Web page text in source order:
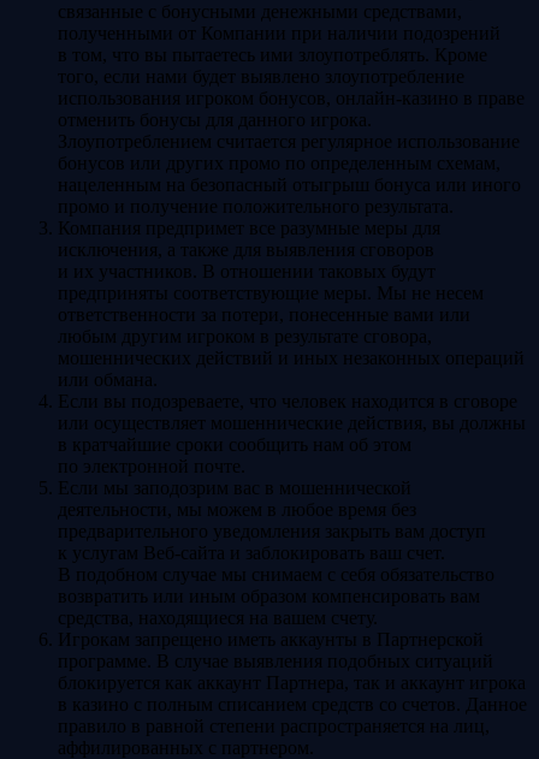
связанные с бонусными денежными средствами,
полученными от Компании при наличии подозрений
в том, что вы пытаетесь ими злоупотреблять. Кроме
того, если нами будет выявлено злоупотребление
использования игроком бонусов, онлайн-казино в праве
отменить бонусы для данного игрока.
Злоупотреблением считается регулярное использование
бонусов или других промо по определенным схемам,
нацеленным на безопасный отыгрыш бонуса или иного
промо и получение положительного результата.
Компания предпримет все разумные меры для
исключения, а также для выявления сговоров
и их участников. В отношении таковых будут
предприняты соответствующие меры. Мы не несем
ответственности за потери, понесенные вами или
любым другим игроком в результате сговора,
мошеннических действий и иных незаконных операций
или обмана.
Если вы подозреваете, что человек находится в сговоре
или осуществляет мошеннические действия, вы должны
в кратчайшие сроки сообщить нам об этом
по электронной почте.
Если мы заподозрим вас в мошеннической
деятельности, мы можем в любое время без
предварительного уведомления закрыть вам доступ
к услугам Веб-сайта и заблокировать ваш счет.
В подобном случае мы снимаем с себя обязательство
возвратить или иным образом компенсировать вам
средства, находящиеся на вашем счету.
Игрокам запрещено иметь аккаунты в Партнерской
программе. В случае выявления подобных ситуаций
блокируется как аккаунт Партнера, так и аккаунт игрока
в казино с полным списанием средств со счетов. Данное
правило в равной степени распространяется на лиц,
аффилированных с партнером.